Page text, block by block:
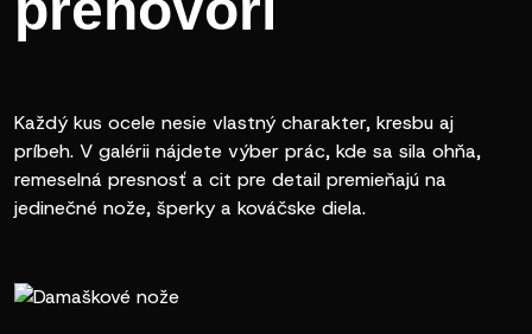
Každý kus ocele nesie vlastný charakter, kresbu aj
príbeh. V galérii nájdete výber prác, kde sa sila ohňa,
remeselná presnosť a cit pre detail premieňajú na
jedinečné nože, šperky a kováčske diela.